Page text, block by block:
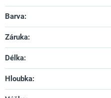
Barva:
Záruka:
Délka:
Hloubka: